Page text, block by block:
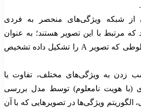
از شبکه ویژگی‌های منحصر به فردی
مرتبط با این تصویر هستند؛ به عنوان
مثال الگوریتم خطوطی که تصویر A را تشکیل داده تشخیص
زدن به ویژگی‌های مختلف، تفاوت یا
(با هویت نامعلوم) توسط مدل بررسی
الگوریتم ویژگی‌ها در تصویرهایی که با آن